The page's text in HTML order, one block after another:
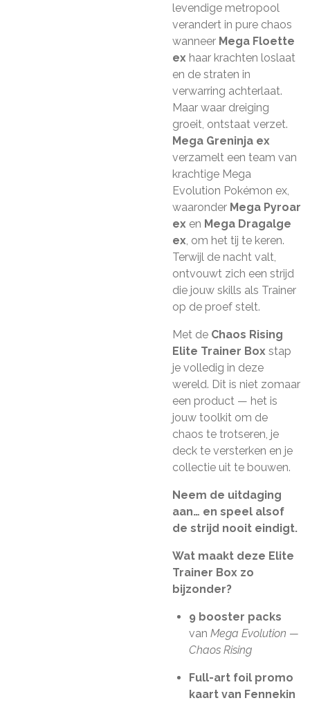
levendige metropool
verandert in pure chaos
wanneer Mega Floette
ex haar krachten loslaat
en de straten in
verwarring achterlaat.
Maar waar dreiging
groeit, ontstaat verzet.
Mega Greninja ex
verzamelt een team van
krachtige Mega
Evolution Pokémon ex,
waaronder Mega Pyroar
ex en Mega Dragalge
ex, om het tij te keren.
Terwijl de nacht valt,
ontvouwt zich een strijd
die jouw skills als Trainer
op de proef stelt.
Met de Chaos Rising
Elite Trainer Box stap
je volledig in deze
wereld. Dit is niet zomaar
een product — het is
jouw toolkit om de
chaos te trotseren, je
deck te versterken en je
collectie uit te bouwen.
Neem de uitdaging
aan… en speel alsof
de strijd nooit eindigt.
Wat maakt deze Elite
Trainer Box zo
bijzonder?
9 booster packs
van Mega Evolution —
Chaos Rising
Full-art foil promo
kaart van Fennekin